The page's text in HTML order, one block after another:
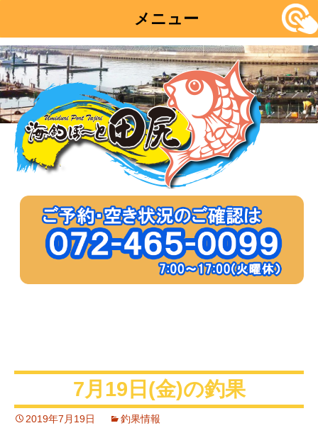
メニュー
コ
ン
テ
ン
ツ
7月19日(金)の釣果
2019年7月19日 釣果情報